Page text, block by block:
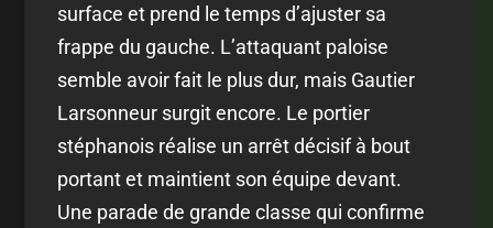
surface et prend le temps d’ajuster sa
frappe du gauche. L’attaquant paloise
semble avoir fait le plus dur, mais Gautier
Larsonneur surgit encore. Le portier
stéphanois réalise un arrêt décisif à bout
portant et maintient son équipe devant.
Une parade de grande classe qui confirme